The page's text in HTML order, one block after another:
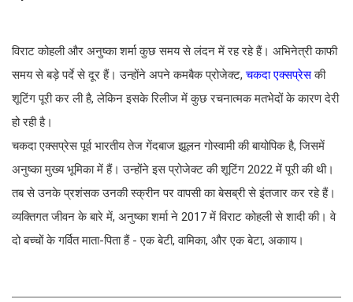
विराट कोहली और अनुष्का शर्मा कुछ समय से लंदन में रह रहे हैं। अभिनेत्री काफी
समय से बड़े पर्दे से दूर हैं। उन्होंने अपने कमबैक प्रोजेक्ट,चकदा एक्सप्रेसकी
शूटिंग पूरी कर ली है, लेकिन इसके रिलीज में कुछ रचनात्मक मतभेदों के कारण देरी
हो रही है।
चकदा एक्सप्रेस पूर्व भारतीय तेज गेंदबाज झूलन गोस्वामी की बायोपिक है, जिसमें
अनुष्का मुख्य भूमिका में हैं। उन्होंने इस प्रोजेक्ट की शूटिंग 2022 में पूरी की थी।
तब से उनके प्रशंसक उनकी स्क्रीन पर वापसी का बेसब्री से इंतजार कर रहे हैं।
व्यक्तिगत जीवन के बारे में, अनुष्का शर्मा ने 2017 में विराट कोहली से शादी की। वे
दो बच्चों के गर्वित माता-पिता हैं - एक बेटी, वामिका, और एक बेटा, अकााय।